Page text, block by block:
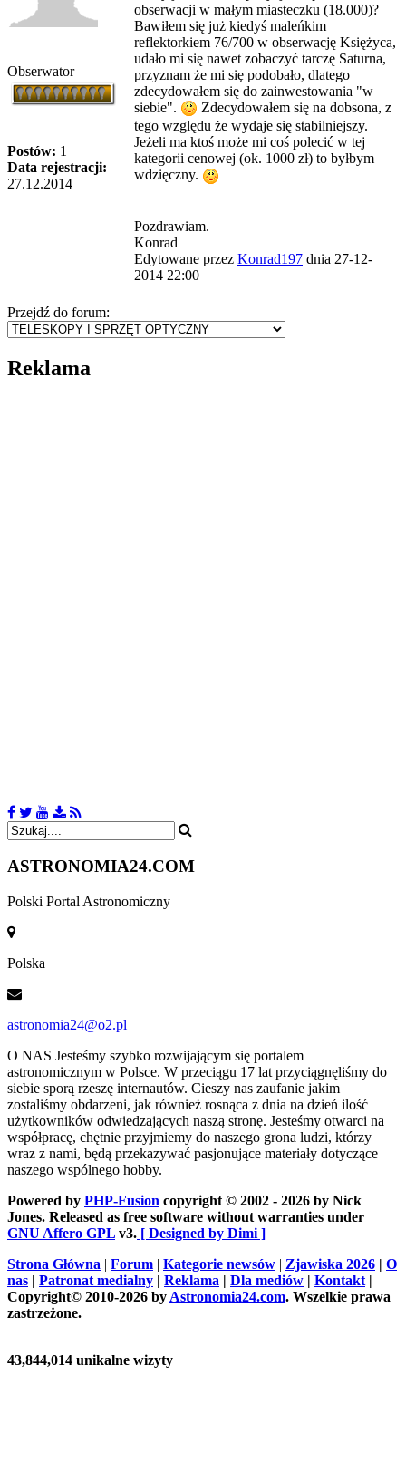
Obserwator
Postów: 1
Data rejestracji:
27.12.2014
obserwacji w małym miasteczku (18.000)?
Bawiłem się już kiedyś maleńkim
reflektorkiem 76/700 w obserwację Księżyca,
udało mi się nawet zobaczyć tarczę Saturna,
przyznam że mi się podobało, dlatego
zdecydowałem się do zainwestowania "w
siebie".
Zdecydowałem się na dobsona, z
tego względu że wydaje się stabilniejszy.
Jeżeli ma ktoś może mi coś polecić w tej
kategorii cenowej (ok. 1000 zł) to byłbym
wdzięczny.
Pozdrawiam.
Konrad
Edytowane przez Konrad197 dnia 27-12-
2014 22:00
Przejdź do forum:
Reklama
ASTRONOMIA24.COM
Polski Portal Astronomiczny
Polska
astronomia24@o2.pl
O NAS Jesteśmy szybko rozwijającym się portalem
astronomicznym w Polsce. W przeciągu 17 lat przyciągnęliśmy do
siebie sporą rzeszę internautów. Cieszy nas zaufanie jakim
zostaliśmy obdarzeni, jak również rosnąca z dnia na dzień ilość
użytkowników odwiedzających naszą stronę. Jesteśmy otwarci na
współpracę, chętnie przyjmiemy do naszego grona ludzi, którzy
wraz z nami, będą przekazywać pasjonujące materiały dotyczące
naszego wspólnego hobby.
Powered by PHP-Fusion copyright © 2002 - 2026 by Nick
Jones. Released as free software without warranties under
GNU Affero GPL v3. [ Designed by Dimi ]
Strona Główna | Forum | Kategorie newsów | Zjawiska 2026 | O
nas | Patronat medialny | Reklama | Dla mediów | Kontakt |
Copyright© 2010-2026 by Astronomia24.com. Wszelkie prawa
zastrzeżone.
43,844,014 unikalne wizyty